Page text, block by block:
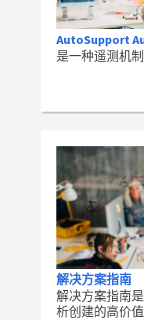
AutoSupport
是一种遥测机
解决方案指南
解决方案指南
析创建的高价值